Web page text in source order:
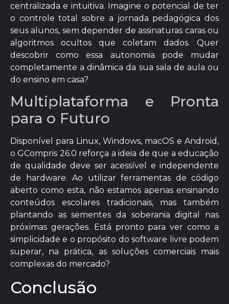
centralizada e intuitiva. Imagine o potencial de ter
o controle total sobre a jornada pedagógica dos
seus alunos, sem depender de assinaturas caras ou
algoritmos ocultos que coletam dados. Quer
descobrir como essa autonomia pode mudar
completamente a dinâmica da sua sala de aula ou
do ensino em casa?
Multiplataforma e Pronta
para o Futuro
Disponível para Linux, Windows, macOS e Android,
o GCompris 26.0 reforça a ideia de que a educação
de qualidade deve ser acessível e independente
de hardware. Ao utilizar ferramentas de código
aberto como esta, não estamos apenas ensinando
conteúdos escolares tradicionais, mas também
plantando as sementes da soberania digital nas
próximas gerações. Está pronto para ver como a
simplicidade e o propósito do software livre podem
superar, na prática, as soluções comerciais mais
complexas do mercado?
Conclusão